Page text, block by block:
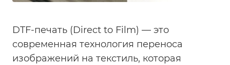
DTF-печать (Direct to Film) — это
современная технология переноса
изображений на текстиль, которая